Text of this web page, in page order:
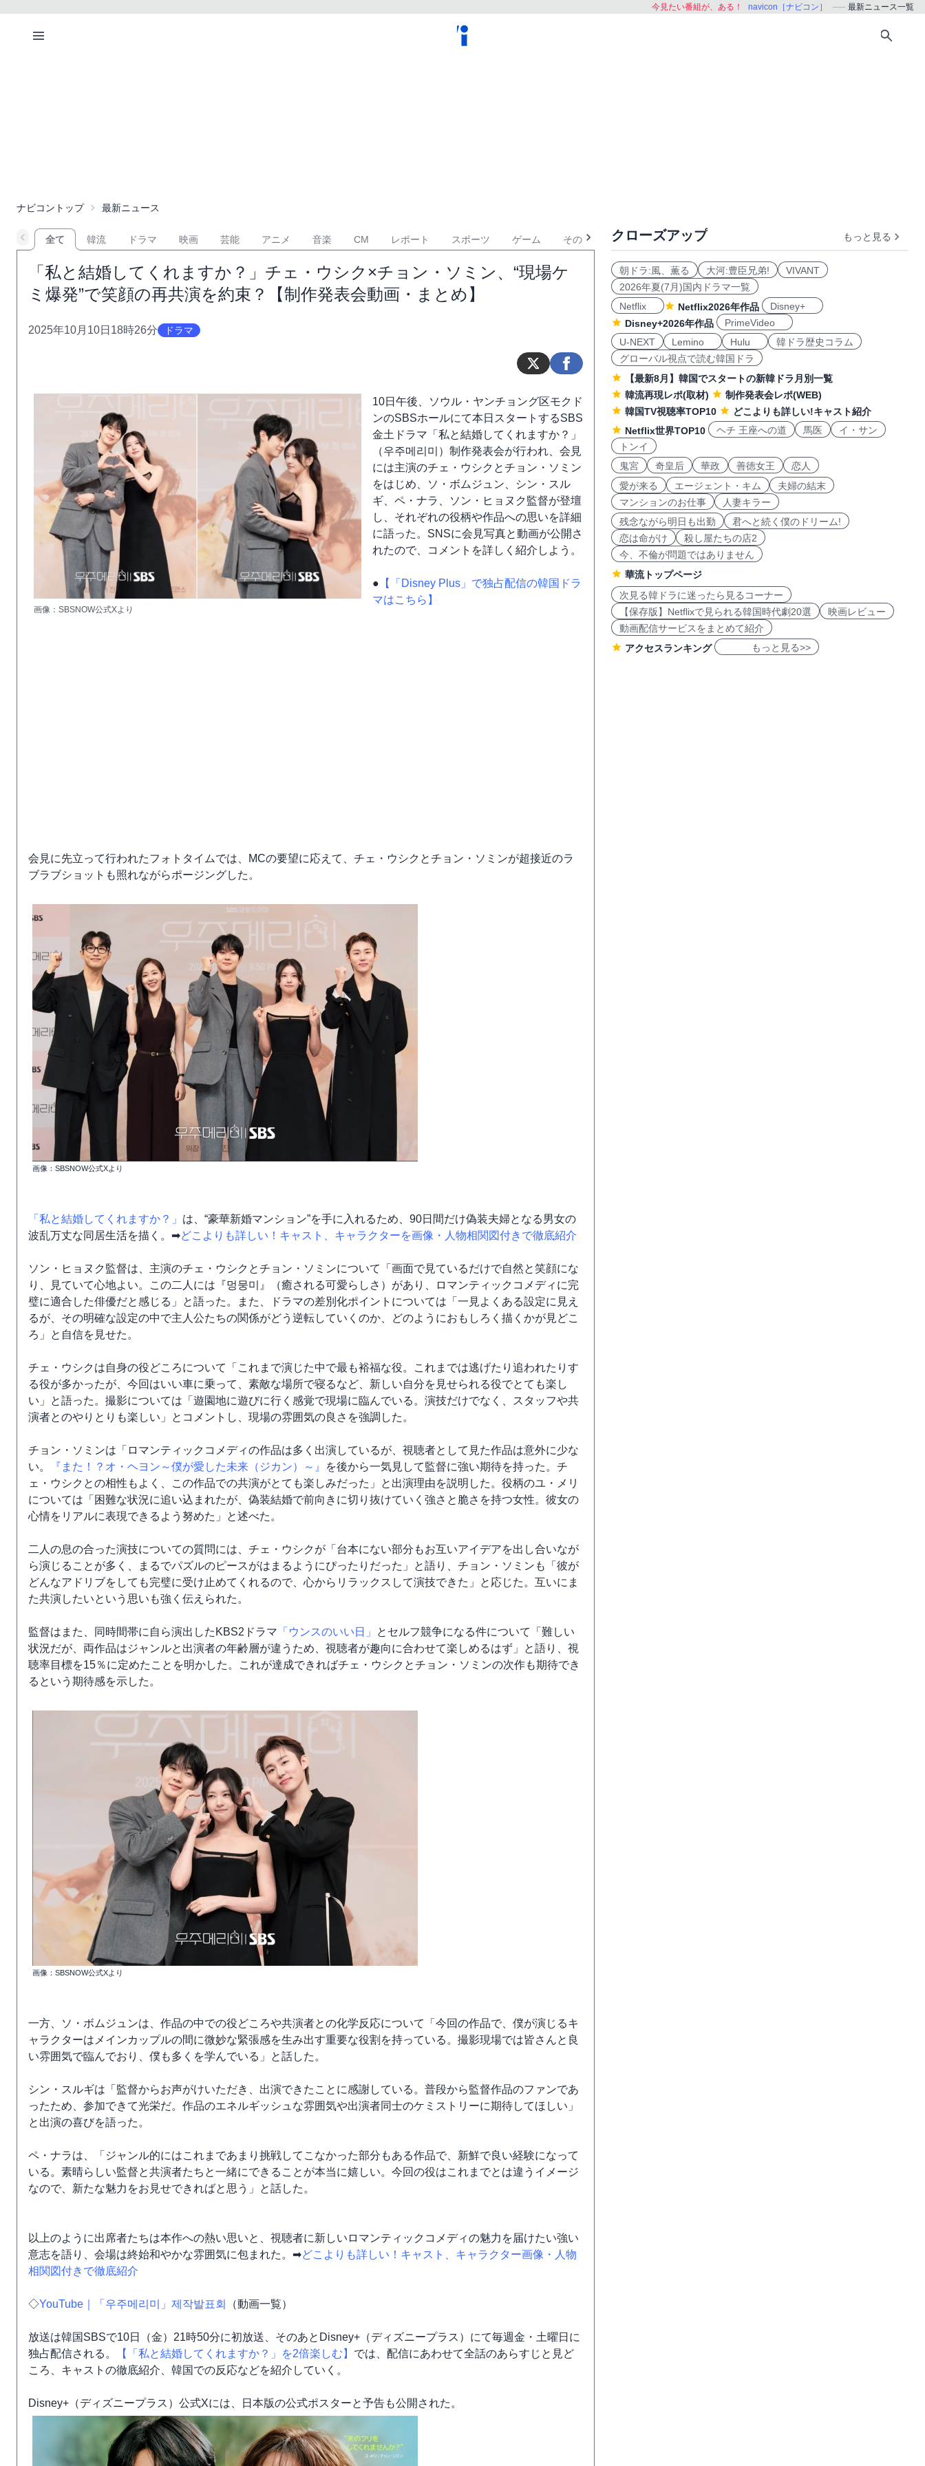
今見たい番組が、ある！ navicon［ナビコン］ 最新ニュース一覧
ナビコントップ 最新ニュース
全て 韓流 ドラマ 映画 芸能 アニメ 音楽 CM レポート スポーツ ゲーム その他
「私と結婚してくれますか？」チェ・ウシク×チョン・ソミン、“現場ケ
ミ爆発”で笑顔の再共演を約束？【制作発表会動画・まとめ】
2025年10月10日18時26分 ドラマ
画像：SBSNOW公式Xより
10日午後、ソウル・ヤンチョング区モクド
ンのSBSホールにて本日スタートするSBS
金土ドラマ「私と結婚してくれますか？」
（우주메리미）制作発表会が行われ、会見
には主演のチェ・ウシクとチョン・ソミン
をはじめ、ソ・ボムジュン、シン・スル
ギ、ペ・ナラ、ソン・ヒョヌク監督が登壇
し、それぞれの役柄や作品への思いを詳細
に語った。SNSに会見写真と動画が公開さ
れたので、コメントを詳しく紹介しよう。
● 【「Disney Plus」で独占配信の韓国ドラ
マはこちら】
会見に先立って行われたフォトタイムでは、MCの要望に応えて、チェ・ウシクとチョン・ソミンが超接近のラ
ブラブショットも照れながらポージングした。
画像：SBSNOW公式Xより
「私と結婚してくれますか？」 は、“豪華新婚マンション”を手に入れるため、90日間だけ偽装夫婦となる男女の
波乱万丈な同居生活を描く。➡どこよりも詳しい！キャスト、キャラクターを画像・人物相関図付きで徹底紹介
ソン・ヒョヌク監督は、主演のチェ・ウシクとチョン・ソミンについて「画面で見ているだけで自然と笑顔にな
り、見ていて心地よい。この二人には『멍뭉미』（癒される可愛らしさ）があり、ロマンティックコメディに完
璧に適合した俳優だと感じる」と語った。また、ドラマの差別化ポイントについては「一見よくある設定に見え
るが、その明確な設定の中で主人公たちの関係がどう逆転していくのか、どのようにおもしろく描くかが見どこ
ろ」と自信を見せた。
チェ・ウシクは自身の役どころについて「これまで演じた中で最も裕福な役。これまでは逃げたり追われたりす
る役が多かったが、今回はいい車に乗って、素敵な場所で寝るなど、新しい自分を見せられる役でとても楽し
い」と語った。撮影については「遊園地に遊びに行く感覚で現場に臨んでいる。演技だけでなく、スタッフや共
演者とのやりとりも楽しい」とコメントし、現場の雰囲気の良さを強調した。
チョン・ソミンは「ロマンティックコメディの作品は多く出演しているが、視聴者として見た作品は意外に少な
い。
『また！？オ・ヘヨン～僕が愛した未来（ジカン）～』
を後から一気見して監督に強い期待を持った。チ
ェ・ウシクとの相性もよく、この作品での共演がとても楽しみだった」と出演理由を説明した。役柄のユ・メリ
については「困難な状況に追い込まれたが、偽装結婚で前向きに切り抜けていく強さと脆さを持つ女性。彼女の
心情をリアルに表現できるよう努めた」と述べた。
二人の息の合った演技についての質問には、チェ・ウシクが「台本にない部分もお互いアイデアを出し合いなが
ら演じることが多く、まるでパズルのピースがはまるようにぴったりだった」と語り、チョン・ソミンも「彼が
どんなアドリブをしても完璧に受け止めてくれるので、心からリラックスして演技できた」と応じた。互いにま
た共演したいという思いも強く伝えられた。
監督はまた、同時間帯に自ら演出したKBS2ドラマ 「ウンスのいい日」
とセルフ競争になる件について「難しい
状況だが、両作品はジャンルと出演者の年齢層が違うため、視聴者が趣向に合わせて楽しめるはず」と語り、視
聴率目標を15％に定めたことを明かした。これが達成できればチェ・ウシクとチョン・ソミンの次作も期待でき
るという期待感を示した。
画像：SBSNOW公式Xより
一方、ソ・ボムジュンは、作品の中での役どころや共演者との化学反応について「今回の作品で、僕が演じるキ
ャラクターはメインカップルの間に微妙な緊張感を生み出す重要な役割を持っている。撮影現場では皆さんと良
い雰囲気で臨んでおり、僕も多くを学んでいる」と話した。
シン・スルギは「監督からお声がけいただき、出演できたことに感謝している。普段から監督作品のファンであ
ったため、参加できて光栄だ。作品のエネルギッシュな雰囲気や出演者同士のケミストリーに期待してほしい」
と出演の喜びを語った。
ペ・ナラは、「ジャンル的にはこれまであまり挑戦してこなかった部分もある作品で、新鮮で良い経験になって
いる。素晴らしい監督と共演者たちと一緒にできることが本当に嬉しい。今回の役はこれまでとは違うイメージ
なので、新たな魅力をお見せできればと思う」と話した。
以上のように出席者たちは本作への熱い思いと、視聴者に新しいロマンティックコメディの魅力を届けたい強い
意志を語り、会場は終始和やかな雰囲気に包まれた。➡どこよりも詳しい！キャスト、キャラクター画像・人物
相関図付きで徹底紹介
◇YouTube｜「우주메리미」제작발표회 （動画一覧）
放送は韓国SBSで10日（金）21時50分に初放送、そのあとDisney+（ディズニープラス）にて毎週金・土曜日に
独占配信される。
【「私と結婚してくれますか？」を2倍楽しむ】 では、配信にあわせて全話のあらすじと見ど
ころ、キャストの徹底紹介、韓国での反応などを紹介していく。
Disney+（ディズニープラス）公式Xには、日本版の公式ポスターと予告も公開された。
クローズアップ もっと見る
朝ドラ:風、薫る 大河:豊臣兄弟!
VIVANT
2026年夏(7月)国内ドラマ一覧
Netflix
Netflix2026年作品
Disney+
Disney+2026年作品
PrimeVideo
U-NEXT
Lemino Hulu
韓ドラ歴史コラム
グローバル視点で読む韓国ドラ
【最新8月】韓国でスタートの新韓ドラ月別一覧
韓流再現レポ(取材)
制作発表会レポ(WEB)
韓国TV視聴率TOP10
どこよりも詳しい!キャスト紹介
Netflix世界TOP10
ヘチ 王座への道 馬医
イ・サン
トンイ
鬼宮
奇皇后 華政 善徳女王
恋人
愛が来る
エージェント・キム
夫婦の結末
マンションのお仕事
人妻キラー
残念ながら明日も出勤
君へと続く僕のドリーム!
恋は命がけ
殺し屋たちの店2
今、不倫が問題ではありません
華流トップページ
次見る韓ドラに迷ったら見るコーナー
【保存版】Netflixで見られる韓国時代劇20選
映画レビュー
動画配信サービスをまとめて紹介
アクセスランキング
もっと見る>>